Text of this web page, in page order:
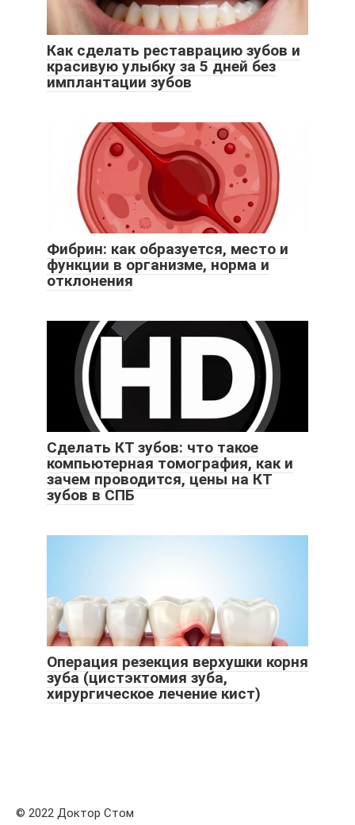
Как сделать реставрацию зубов и
красивую улыбку за 5 дней без
имплантации зубов
Фибрин: как образуется, место и
функции в организме, норма и
отклонения
Сделать КТ зубов: что такое
компьютерная томография, как и
зачем проводится, цены на КТ
зубов в СПБ
Операция резекция верхушки корня
зуба (цистэктомия зуба,
хирургическое лечение кист)
© 2022 Доктор Стом